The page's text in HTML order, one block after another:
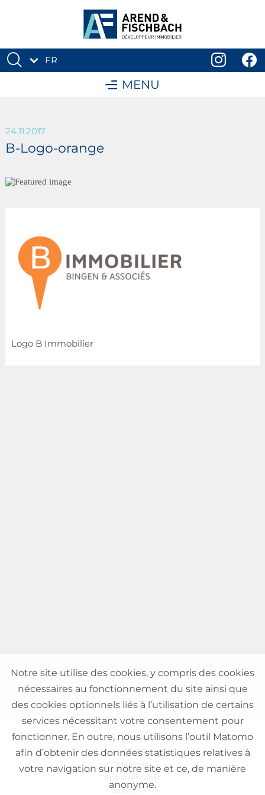
FR
MENU
24.11.2017
B-Logo-orange
Logo B Immobilier
VENTE
Maisons
Appartements
Lotissements
Notre site utilise des cookies, y compris des cookies
nécessaires au fonctionnement du site ainsi que
des cookies optionnels liés à l’utilisation de certains
services nécessitant votre consentement pour
fonctionner. En outre, nous utilisons l’outil Matomo
afin d’obtenir des données statistiques relatives à
votre navigation sur notre site et ce, de manière
anonyme.